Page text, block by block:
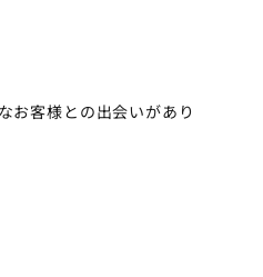
お客様との出会いがあり